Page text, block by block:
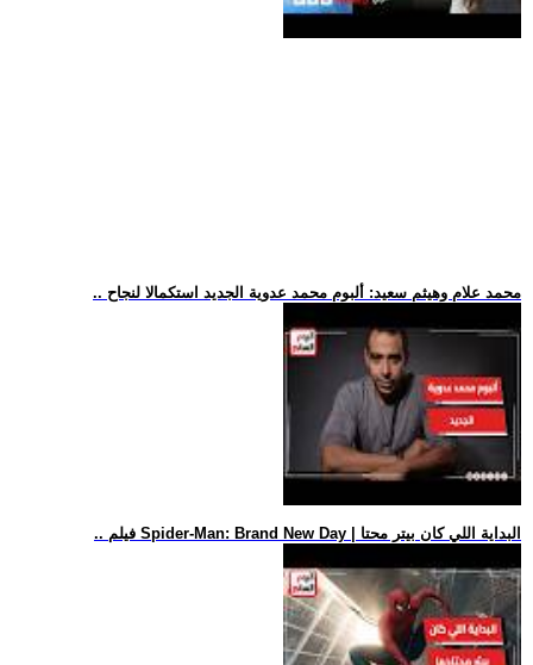
.. محمد علام وهيثم سعيد: ألبوم محمد عدوية الجديد استكمالا لنجاح
.. فيلم Spider-Man: Brand New Day | البداية اللي كان بيتر محتا